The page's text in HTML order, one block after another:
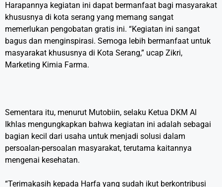
Harapannya kegiatan ini dapat bermanfaat bagi masyarakat
khususnya di kota serang yang memang sangat
memerlukan pengobatan gratis ini. “Kegiatan ini sangat
bagus dan menginspirasi. Semoga lebih bermanfaat untuk
masyarakat khususnya di Kota Serang,” ucap Zikri,
Marketing Kimia Farma.
Sementara itu, menurut Mutobiin, selaku Ketua DKM Al
Ikhlas mengungkapkan bahwa kegiatan ini adalah sebagai
bagian kecil dari usaha untuk menjadi solusi dalam
persoalan-persoalan masyarakat, terutama kaitannya
mengenai kesehatan.
“Terimakasih kepada Harfa yang sudah ikut berkontribusi